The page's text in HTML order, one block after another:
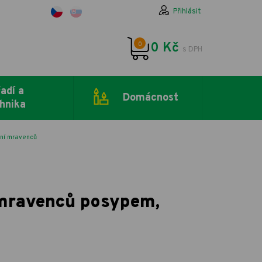
Přihlásit
0 0 Kč s DPH
a
Domácnost
mravenců
posypem,